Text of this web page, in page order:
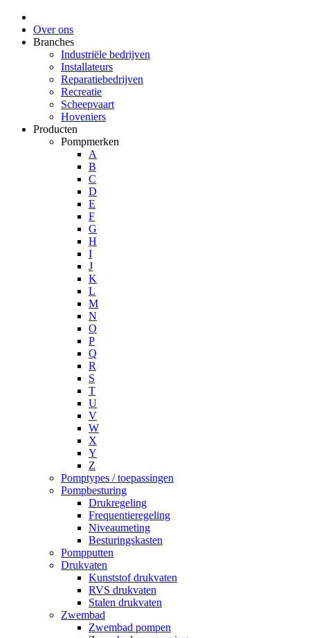
Over ons
Branches
Industriële bedrijven
Installateurs
Reparatiebedrijven
Recreatie
Scheepvaart
Hoveniers
Producten
Pompmerken
A
B
C
D
E
F
G
H
I
J
K
L
M
N
O
P
Q
R
S
T
U
V
W
X
Y
Z
Pomptypes / toepassingen
Pompbesturing
Drukregeling
Frequentieregeling
Niveaumeting
Besturingskasten
Pompputten
Drukvaten
Kunststof drukvaten
RVS drukvaten
Stalen drukvaten
Zwembad
Zwembad pompen